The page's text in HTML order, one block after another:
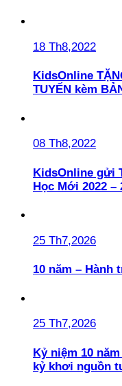
18 Th8,2022
KidsOnline
TUYẾN kèm
08 Th8,2022
KidsOnline gửi
Học Mới 2022 –
25 Th7,2026
10 năm – Hành
25 Th7,2026
Kỷ niệm 10
kỷ khơi nguồn